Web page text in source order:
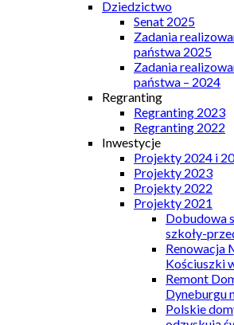
Dziedzictwo
Senat 2025
Zadania
państwa 2025
Zadania
państwa – 2024
Regranting
Regranting 2023
Regranting 2022
Inwestycje
Projekty 2024 i
Projekty 2023
Projekty 2022
Projekty 2021
Dobudowa
szkoły-
Renowacja
Kościuszki
Remont
Dyneburgu
Polskie